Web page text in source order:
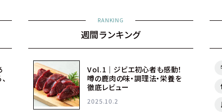
RANKING
週間ランキング
Vol.1｜ジビエ初心者も感動！
噂の鹿肉の味・調理法・栄養を
徹底レビュー
2025.10.2